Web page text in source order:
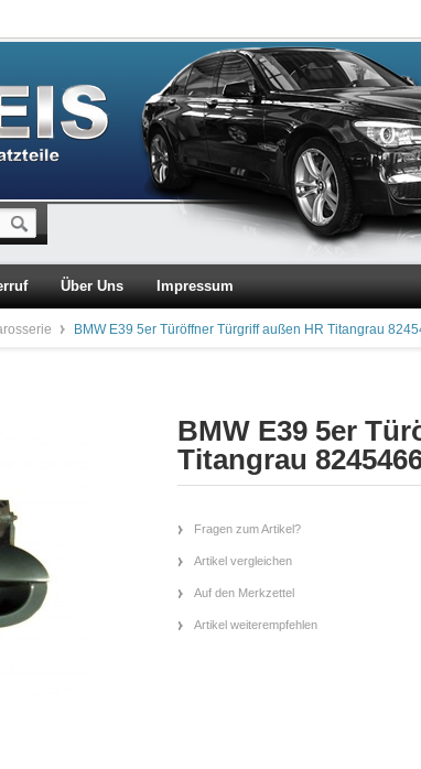
Über Uns Impressum
BMW E39 5er Türöffner Türgriff außen HR Titangrau
BMW E39 5er
Titangrau
Fragen zum Artikel?
Artikel vergleichen
Auf den Merkzettel
Artikel weiterempfehlen